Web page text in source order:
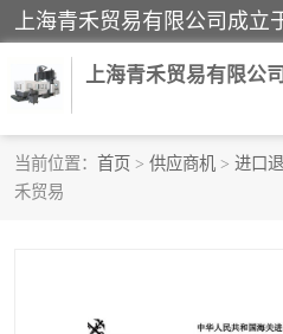
上海青禾贸易有限公司
当前位置： 首页 > 供应商机 > 进口
禾贸易
酒类饮料报关
快递清关